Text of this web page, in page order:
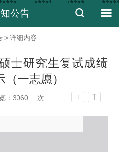
公告
>详细内容
士研究生复试成绩
一志愿）
： 3060 次 T T